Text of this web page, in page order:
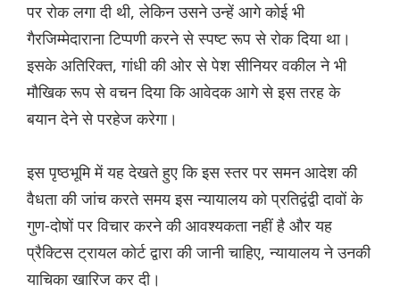
पर रोक लगा दी थी, लेकिन उसने उन्हें आगे कोई भी
गैरजिम्मेदाराना टिप्पणी करने से स्पष्ट रूप से रोक दिया था।
इसके अतिरिक्त, गांधी की ओर से पेश सीनियर वकील ने भी
मौखिक रूप से वचन दिया कि आवेदक आगे से इस तरह के
बयान देने से परहेज करेगा।
इस पृष्ठभूमि में यह देखते हुए कि इस स्तर पर समन आदेश की
वैधता की जांच करते समय इस न्यायालय को प्रतिद्वंद्वी दावों के
गुण-दोषों पर विचार करने की आवश्यकता नहीं है और यह
प्रैक्टिस ट्रायल कोर्ट द्वारा की जानी चाहिए, न्यायालय ने उनकी
याचिका खारिज कर दी।